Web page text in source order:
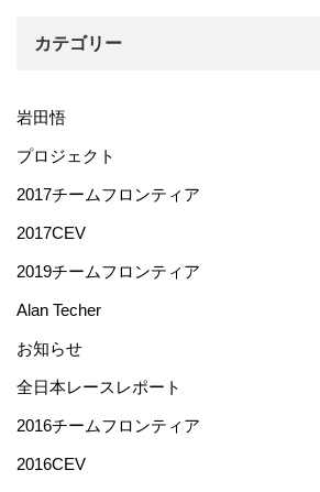
カテゴリー
岩田悟
プロジェクト
2017チームフロンティア
2017CEV
2019チームフロンティア
Alan Techer
お知らせ
全日本レースレポート
2016チームフロンティア
2016CEV